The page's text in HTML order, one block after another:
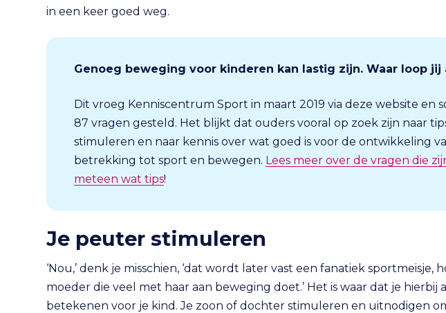
in een keer goed weg.
Genoeg beweging voor kinderen kan lastig zijn. Waar loop jij
Dit vroeg Kenniscentrum Sport in maart 2019 via deze website en
87 vragen gesteld. Het blijkt dat ouders vooral op zoek zijn naar
stimuleren en naar kennis over wat goed is voor de ontwikkeling
betrekking tot sport en bewegen. Lees meer over de vragen die
meteen wat tips!
Je peuter stimuleren
‘Nou,’ denk je misschien, ‘dat wordt later vast een fanatiek sportmeisje,
moeder die veel met haar aan beweging doet.’ Het is waar dat je hierbij
betekenen voor je kind. Je zoon of dochter stimuleren en uitnodigen